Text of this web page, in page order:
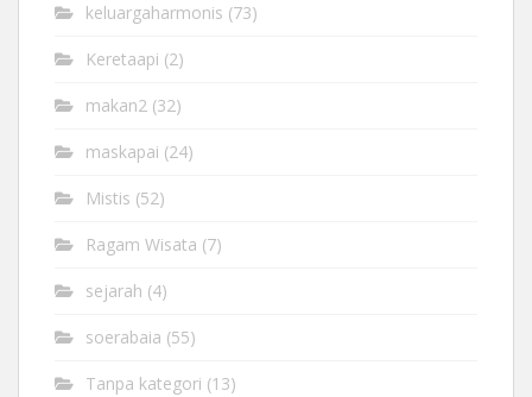
keluargaharmonis (73)
Keretaapi (2)
makan2 (32)
maskapai (24)
Mistis (52)
Ragam Wisata (7)
sejarah (4)
soerabaia (55)
Tanpa kategori (13)